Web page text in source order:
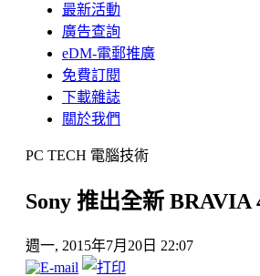
最新活動
廣告查詢
eDM-電郵推廣
免費訂閱
下載雜誌
關於我們
PC TECH 電腦技術
Sony 推出全新 BRAVIA
週一, 2015年7月20日 22:07